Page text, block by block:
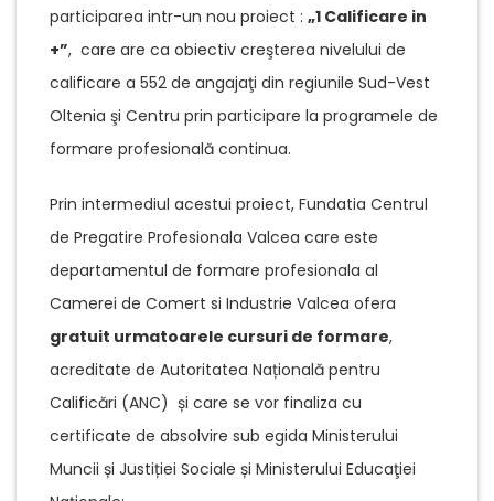
participarea intr-un nou proiect : „1 Calificare in
+”, care are ca obiectiv creşterea nivelului de
calificare a 552 de angajaţi din regiunile Sud-Vest
Oltenia şi Centru prin participare la programele de
formare profesională continua.
Prin intermediul acestui proiect, Fundatia Centrul
de Pregatire Profesionala Valcea care este
departamentul de formare profesionala al
Camerei de Comert si Industrie Valcea ofera
gratuit urmatoarele cursuri de formare,
acreditate de Autoritatea Națională pentru
Calificări (ANC) și care se vor finaliza cu
certificate de absolvire sub egida Ministerului
Muncii și Justiției Sociale și Ministerului Educaţiei